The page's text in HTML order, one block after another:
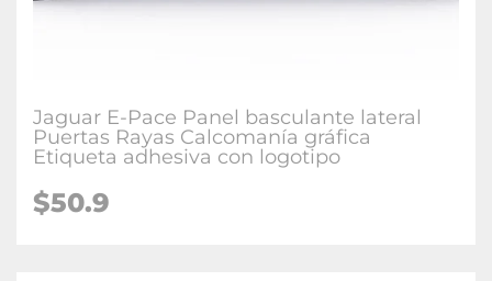
Jaguar E-Pace Panel basculante lateral
Puertas Rayas Calcomanía gráfica
Etiqueta adhesiva con logotipo
$50.9